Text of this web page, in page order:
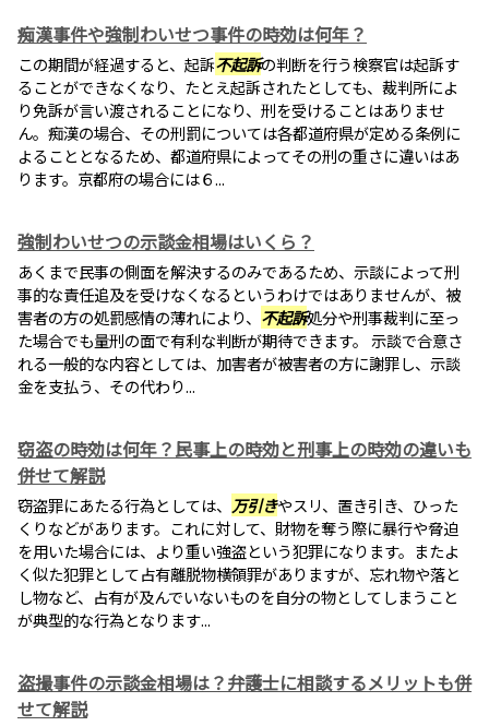
痴漢事件や強制わいせつ事件の時効は何年？
この期間が経過すると、起訴不起訴の判断を行う検察官は起訴す
ることができなくなり、たとえ起訴されたとしても、裁判所によ
り免訴が言い渡されることになり、刑を受けることはありませ
ん。痴漢の場合、その刑罰については各都道府県が定める条例に
よることとなるため、都道府県によってその刑の重さに違いはあ
ります。京都府の場合には６...
強制わいせつの示談金相場はいくら？
あくまで民事の側面を解決するのみであるため、示談によって刑
事的な責任追及を受けなくなるというわけではありませんが、被
害者の方の処罰感情の薄れにより、 不起訴処分や刑事裁判に至っ
た場合でも量刑の面で有利な判断が期待できます。 示談で合意さ
れる一般的な内容としては、加害者が被害者の方に謝罪し、示談
金を支払う、その代わり...
窃盗の時効は何年？民事上の時効と刑事上の時効の違いも
併せて解説
窃盗罪にあたる行為としては、 万引きやスリ、置き引き、ひった
くりなどがあります。これに対して、財物を奪う際に暴行や脅迫
を用いた場合には、より重い強盗という犯罪になります。またよ
く似た犯罪として占有離脱物横領罪がありますが、忘れ物や落と
し物など、占有が及んでいないものを自分の物としてしまうこと
が典型的な行為となります...
盗撮事件の示談金相場は？弁護士に相談するメリットも併
せて解説